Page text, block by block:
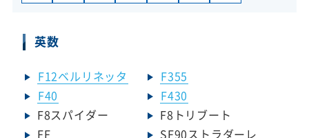
英数
F12ベルリネッタ
F355
F40
F430
F8スパイダー
F8トリブート
FF
SF90ストラダーレ